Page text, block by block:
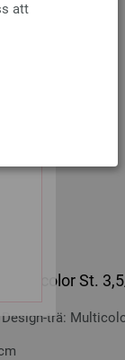
att
Multicolor St.
trä: